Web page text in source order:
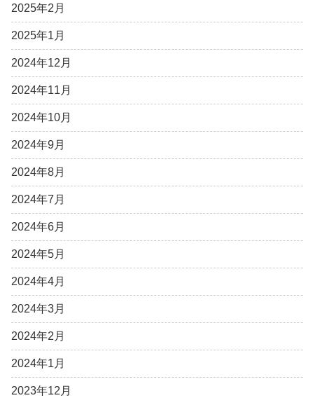
2025年2月
2025年1月
2024年12月
2024年11月
2024年10月
2024年9月
2024年8月
2024年7月
2024年6月
2024年5月
2024年4月
2024年3月
2024年2月
2024年1月
2023年12月